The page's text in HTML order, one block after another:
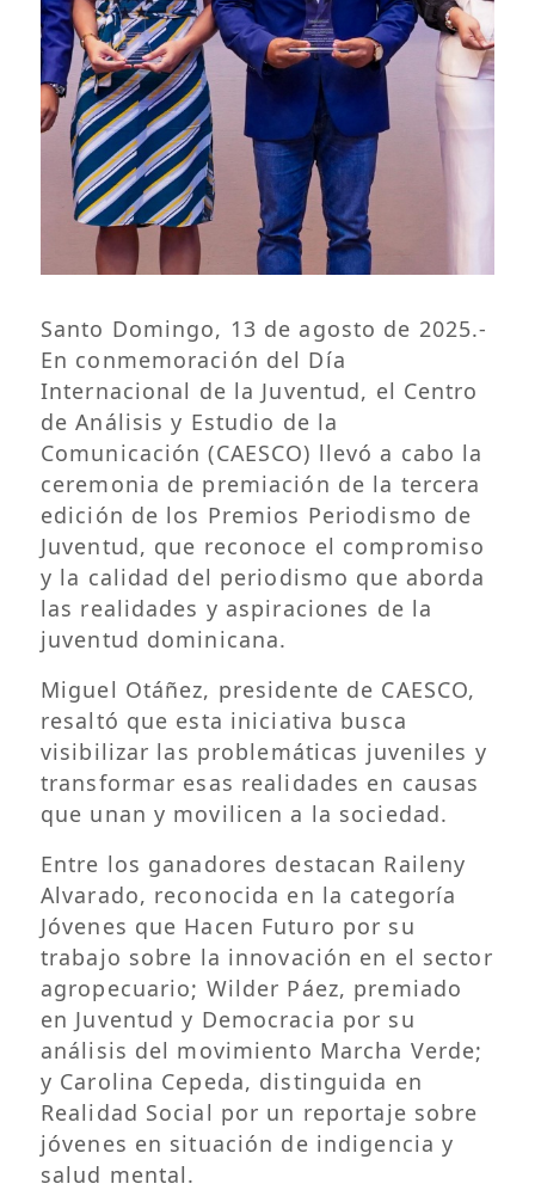
Santo Domingo, 13 de agosto de 2025.-
En conmemoración del Día
Internacional de la Juventud, el Centro
de Análisis y Estudio de la
Comunicación (CAESCO) llevó a cabo la
ceremonia de premiación de la tercera
edición de los Premios Periodismo de
Juventud, que reconoce el compromiso
y la calidad del periodismo que aborda
las realidades y aspiraciones de la
juventud dominicana.
Miguel Otáñez, presidente de CAESCO,
resaltó que esta iniciativa busca
visibilizar las problemáticas juveniles y
transformar esas realidades en causas
que unan y movilicen a la sociedad.
Entre los ganadores destacan Raileny
Alvarado, reconocida en la categoría
Jóvenes que Hacen Futuro por su
trabajo sobre la innovación en el sector
agropecuario; Wilder Páez, premiado
en Juventud y Democracia por su
análisis del movimiento Marcha Verde;
y Carolina Cepeda, distinguida en
Realidad Social por un reportaje sobre
jóvenes en situación de indigencia y
salud mental.